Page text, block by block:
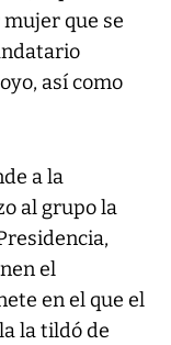
que se
así como
a la
al grupo la
el
en el que el
la tildó de